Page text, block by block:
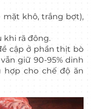
khô, trắng bợt),
khi rã đông.
cập ở phần thịt bò
giữ 90-95% dinh
hợp cho chế độ ăn